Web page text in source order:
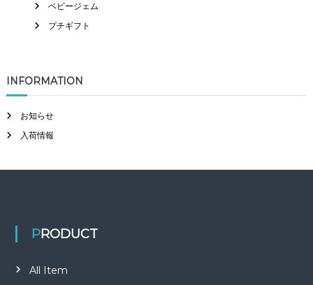
ベビージェム
プチギフト
INFORMATION
お知らせ
入荷情報
PRODUCT
All Item